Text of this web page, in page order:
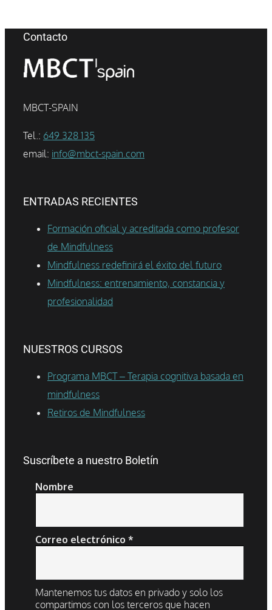
Contacto
MBCT-SPAIN
Tel.: 649 328 135
email: info@mbct-spain.com
ENTRADAS RECIENTES
Formación oficial y acreditada como profesor
de Mindfulness
Mindfulness redefinirá el éxito del futuro
Mindfulness: entrenamiento, constancia y
profesionalidad
NUESTROS CURSOS
Programa MBCT – Terapia cognitiva basada en
mindfulness
Retiros de Mindfulness
Suscríbete a nuestro Boletín
Nombre
Correo electrónico *
Mantenemos tus datos en privado y solo los
compartimos con los terceros que hacen